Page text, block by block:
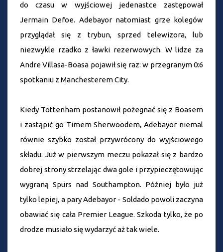
do czasu w wyjściowej jedenastce zastępował
Jermain Defoe. Adebayor natomiast grze kolegów
przyglądał się z trybun, sprzed telewizora, lub
niezwykle rzadko z ławki rezerwowych. W lidze za
Andre Villasa-Boasa pojawił się raz: w przegranym 0:6
spotkaniu z Manchesterem City.
Kiedy Tottenham postanowił pożegnać się z Boasem
i zastąpić go Timem Sherwoodem, Adebayor niemal
równie szybko został przywrócony do wyjściowego
składu. Już w pierwszym meczu pokazał się z bardzo
dobrej strony strzelając dwa gole i przypieczętowując
wygraną Spurs nad Southampton. Później było już
tylko lepiej, a pary Adebayor - Soldado powoli zaczyna
obawiać się cała Premier League. Szkoda tylko, że po
drodze musiało się wydarzyć aż tak wiele.